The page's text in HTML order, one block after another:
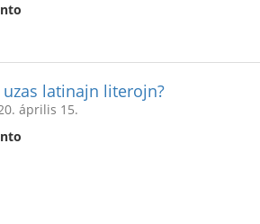
latinajn literojn?
április 15.